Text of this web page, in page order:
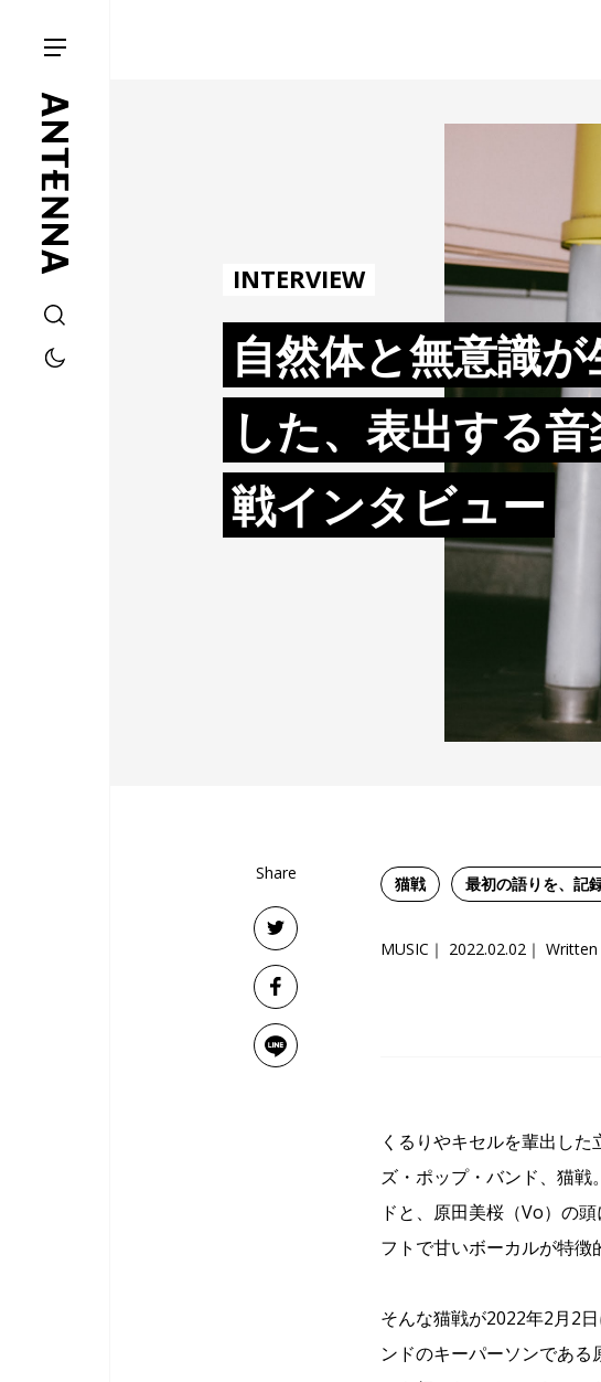
INTERVIEW
自然体と無意識が
した、表出する
戦インタビュー
Share
猫戦 最初の語りを、記
MUSIC 2022.02.02 Written
くるりやキセルを輩出し
ズ・ポップ・バンド、猫
ドと、原田美桜（Vo）の
フトで甘いボーカルが特徴
そんな猫戦が2022年2月2
ンドのキーパーソンであ